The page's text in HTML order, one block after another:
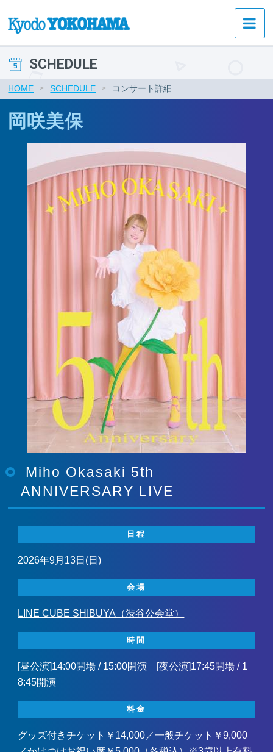
SCHEDULE
HOME SCHEDULE コンサート詳細
岡咲美保
Miho Okasaki 5th
ANNIVERSARY LIVE
日程
2026年9月13日(日)
会場
LINE CUBE SHIBUYA（渋谷公会堂）
時間
[昼公演]14:00開場 / 15:00開演 [夜公演]17:45開場 / 1
8:45開演
料金
グッズ付きチケット￥14,000／一般チケット￥9,000